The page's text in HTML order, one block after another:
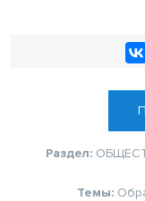
Раздел:
Темы: